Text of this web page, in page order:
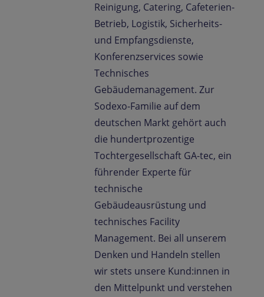
Reinigung, Catering, Cafeterien-
Betrieb, Logistik, Sicherheits-
und Empfangsdienste,
Konferenzservices sowie
Technisches
Gebäudemanagement. Zur
Sodexo-Familie auf dem
deutschen Markt gehört auch
die hundertprozentige
Tochtergesellschaft GA-tec, ein
führender Experte für
technische
Gebäudeausrüstung und
technisches Facility
Management. Bei all unserem
Denken und Handeln stellen
wir stets unsere Kund:innen in
den Mittelpunkt und verstehen